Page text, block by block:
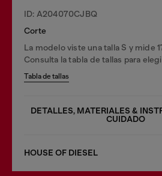
ID: A204070CJBQ
Corte
La modelo viste una talla S y mide
Consulta la tabla de tallas para
Tabla de tallas
DETALLES, MATERIALES &
CUIDADO
HOUSE OF DIESEL